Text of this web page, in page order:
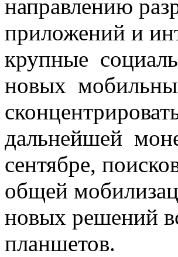
направлению
приложений и
крупные
новых
дальнейшей
сентябре,
общей
новых решений
планшетов.